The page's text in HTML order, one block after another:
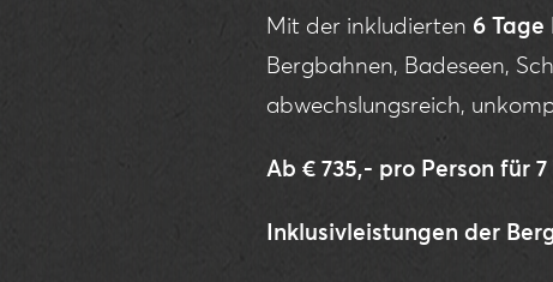
Mit der inkludierten 6
Bergbahnen, Badeseen,
abwechslungsreich,
Ab € 735,- pro Person für 7
Inklusivleistungen der